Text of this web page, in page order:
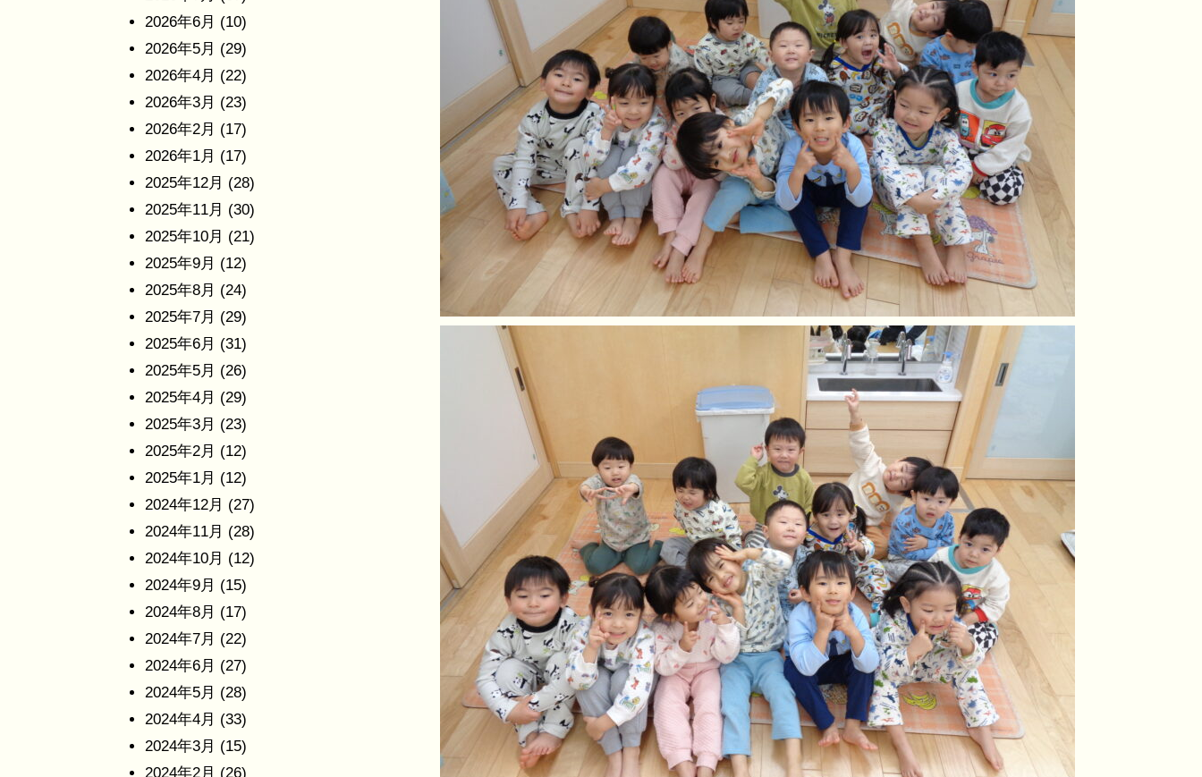
2026年6月 (10)
2026年5月 (29)
2026年4月 (22)
2026年3月 (23)
2026年2月 (17)
2026年1月 (17)
2025年12月 (28)
2025年11月 (30)
2025年10月 (21)
2025年9月 (12)
2025年8月 (24)
2025年7月 (29)
2025年6月 (31)
2025年5月 (26)
2025年4月 (29)
2025年3月 (23)
2025年2月 (12)
2025年1月 (12)
2024年12月 (27)
2024年11月 (28)
2024年10月 (12)
2024年9月 (15)
2024年8月 (17)
2024年7月 (22)
2024年6月 (27)
2024年5月 (28)
2024年4月 (33)
2024年3月 (15)
2024年2月 (26)